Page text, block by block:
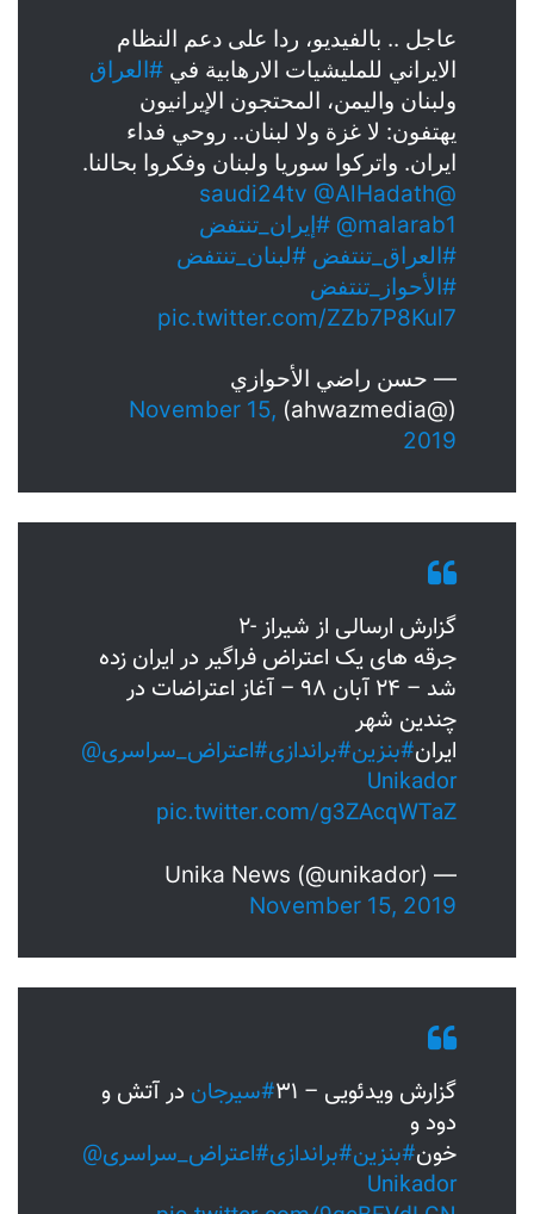
عاجل .. بالفيديو، ردا على دعم النظام
الايراني للمليشيات الارهابية في #العراق
ولبنان واليمن، المحتجون الإيرانيون
يهتفون: لا غزة ولا لبنان.. روحي فداء
ايران. واتركوا سوريا ولبنان وفكروا بحالنا.
@saudi24tv
@AlHadath
@malarab1 #إيران_تنتفض
#العراق_تنتفض #لبنان_تنتفض
#الأحواز_تنتفض
pic.twitter.com/ZZb7P8Kul7
— حسن راضي الأحوازي
(@ahwazmedia)
November 15,
2019
گزارش ارسالی از شیراز -۲
جرقه های یک اعتراض فراگیر در ایران زده
شد – ۲۴ آبان ۹۸ – آغاز اعتراضات در
چندین شهر
ایران#بنزین#براندازی#اعتراض_سراسری@
Unikador
pic.twitter.com/g3ZAcqWTaZ
— Unika News (@unikador)
November 15, 2019
گزارش ویدئویی – ۳۱ #سیرجان در آتش و
دود و
خون#بنزین#براندازی#اعتراض_سراسری@
Unikador